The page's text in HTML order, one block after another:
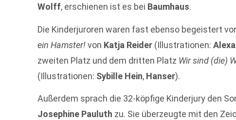
Wolff, erschienen ist es bei Baumhaus.
Die Kinderjuroren waren fast ebenso begeistert
ein Hamster!von Katja Reider (Illustrationen:
zweiten Platz und dem dritten Platz Wir sind (die)
(Illustrationen: Sybille Hein, Hanser).
Außerdem sprach die 32-köpfige Kinderjury den
Josephine Pauluth zu. Sie überzeugte mit den